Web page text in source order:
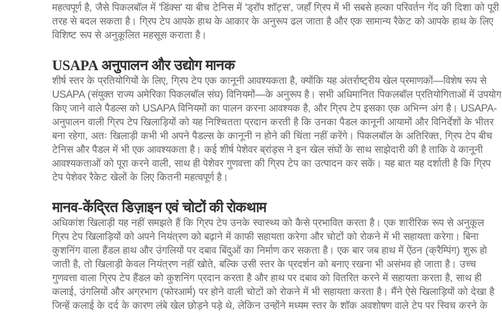
महत्वपूर्ण है, जैसे पिकलबॉल में 'डिंक्स' या बीच टेनिस में 'ड्रॉप शॉट्स', जहाँ ग्रिप में भी सबसे हल्का परिवर्तन गेंद की दिशा को पूरी
तरह से बदल सकता है। ग्रिप टेप आपके हाथ के आकार के अनुरूप ढल जाता है और एक सामान्य रैकेट को आपके हाथ के लिए
विशिष्ट रूप से अनुकूलित महसूस कराता है।
USAPA अनुपालन और उद्योग मानक
शीर्ष स्तर के प्रतियोगियों के लिए, ग्रिप टेप एक कानूनी आवश्यकता है, क्योंकि यह अंतर्राष्ट्रीय खेल प्रमाणकों—विशेष रूप से
USAPA (संयुक्त राज्य अमेरिका पिकलबॉल संघ) विनियमों—के अनुरूप है। सभी अधिमानित पिकलबॉल प्रतियोगिताओं में उपयोग
किए जाने वाले पैडल्स को USAPA विनियमों का पालन करना आवश्यक है, और ग्रिप टेप इसका एक अभिन्न अंग है। USAPA-
अनुपालन वाली ग्रिप टेप खिलाड़ियों को यह निश्चितता प्रदान करती है कि उनका पैडल कानूनी आयामों और विनिर्देशों के भीतर
बना रहेगा, अतः खिलाड़ी कभी भी अपने पैडल्स के कानूनी न होने की चिंता नहीं करेंगे। पिकलबॉल के अतिरिक्त, ग्रिप टेप बीच
टेनिस और पैडल में भी एक आवश्यकता है। कई शीर्ष पेशेवर ब्रांड्स ने इन खेल संघों के साथ साझेदारी की है ताकि वे कानूनी
आवश्यकताओं को पूरा करने वाली, साथ ही पेशेवर गुणवत्ता की ग्रिप टेप का उत्पादन कर सकें। यह बात यह दर्शाती है कि ग्रिप
टेप पेशेवर रैकेट खेलों के लिए कितनी महत्वपूर्ण है।
मानव-केंद्रित डिज़ाइन एवं चोटों की रोकथाम
अधिकांश खिलाड़ी यह नहीं समझते हैं कि ग्रिप टेप उनके स्वास्थ्य को कैसे प्रभावित करता है। एक शारीरिक रूप से अनुकूल
ग्रिप टेप खिलाड़ियों को अपने नियंत्रण को बढ़ाने में काफी सहायता करेगा और चोटों को रोकने में भी सहायता करेगा। बिना
कुशनिंग वाला हैंडल हाथ और उंगलियों पर दबाव बिंदुओं का निर्माण कर सकता है। एक बार जब हाथ में ऐंठन (क्रैम्पिंग) शुरू हो
जाती है, तो खिलाड़ी केवल नियंत्रण नहीं खोते, बल्कि उसी स्तर के प्रदर्शन को बनाए रखना भी असंभव हो जाता है। उच्च
गुणवत्ता वाला ग्रिप टेप हैंडल को कुशनिंग प्रदान करता है और हाथ पर दबाव को वितरित करने में सहायता करता है, साथ ही
कलाई, उंगलियों और अग्रभाग (फोरआर्म) पर होने वाली चोटों को रोकने में भी सहायता करता है। मैंने ऐसे खिलाड़ियों को देखा है
जिन्हें कलाई के दर्द के कारण लंबे खेल छोड़ने पड़े थे, लेकिन उन्होंने मध्यम स्तर के शॉक अवशोषण वाले टेप पर स्विच करने के